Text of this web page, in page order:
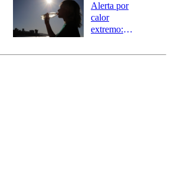
Alerta por
calor
extremo:
activa Alerta